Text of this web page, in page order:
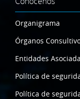
Organigrama
Órganos
Entidades
Política de
Política de